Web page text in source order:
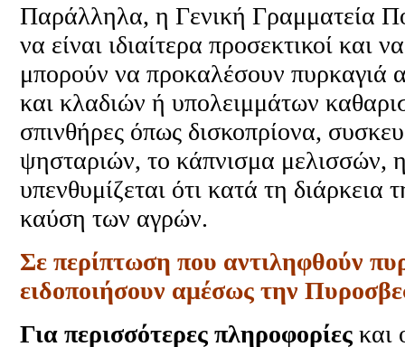
Παράλληλα, η Γενική Γραμματεία
να είναι ιδιαίτερα προσεκτικοί και
μπορούν να προκαλέσουν πυρκαγιά
και κλαδιών ή υπολειμμάτων
σπινθήρες όπως δισκοπρίονα,
ψησταριών, το κάπνισμα μελισσών,
υπενθυμίζεται ότι κατά τη διάρκεια
καύση των αγρών.
Σε περίπτωση που αντιληφθούν
ειδοποιήσουν αμέσως την
Για περισσότερες πληροφορίεςκαι